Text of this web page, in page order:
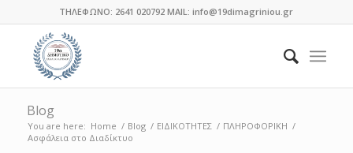
ΤΗΛΕΦΩΝΟ: 2641 020792 MAIL: info@19dimagriniou.gr
Blog
You are here: Home / Blog / ΕΙΔΙΚΟΤΗΤΕΣ / ΠΛΗΡΟΦΟΡΙΚΗ /
Ασφάλεια στο Διαδίκτυο